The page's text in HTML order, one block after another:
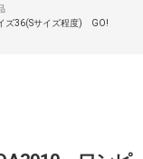
ズ36(Sサイズ程度) GO!